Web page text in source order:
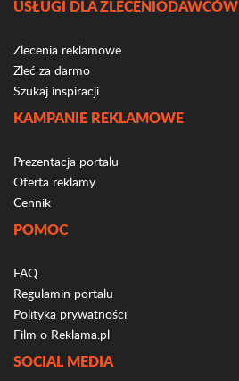
USŁUGI DLA ZLECENIODAWCÓW
Zlecenia reklamowe
Zleć za darmo
Szukaj inspiracji
KAMPANIE REKLAMOWE
Prezentacja portalu
Oferta reklamy
Cennik
POMOC
FAQ
Regulamin portalu
Polityka prywatności
Film o Reklama.pl
SOCIAL MEDIA